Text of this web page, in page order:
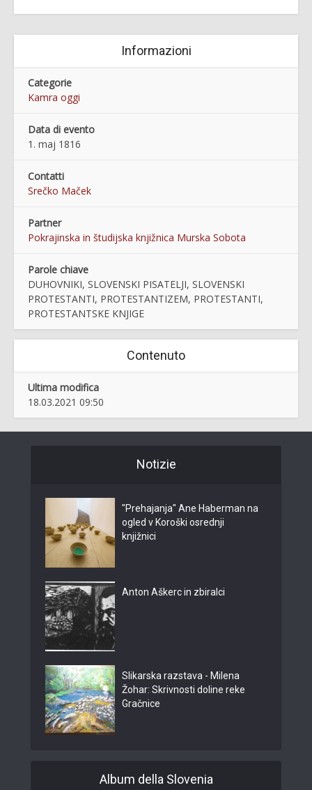
Informazioni
Categorie
Kamra oggi
Data di evento
1. maj 1816
Contatti
Srečko Maček
Partner
Pokrajinska in študijska knjižnica Murska Sobota
Parole chiave
DUHOVNIKI, SLOVENSKI PISATELJI, SLOVENSKI
PROTESTANTI, PROTESTANTIZEM, PROTESTANTI,
PROTESTANTSKE KNJIGE
Contenuto
Ultima modifica
18.03.2021 09:50
Notizie
"Prehajanja" Ane Haberman na
ogled v Koroški osrednji
knjižnici
Anton Aškerc in zbiralci
Slikarska razstava - Milena
Žohar: Skrivnosti doline reke
Gračnice
Album della Slovenia